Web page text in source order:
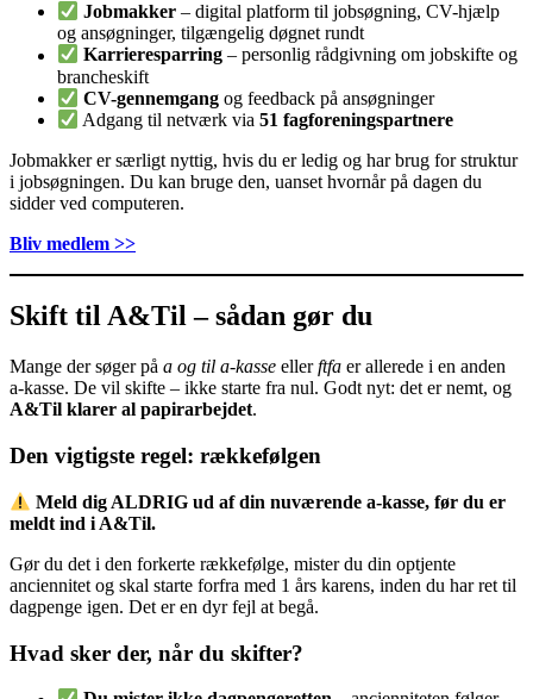
Jobmakker – digital platform til jobsøgning, CV-hjælp
og ansøgninger, tilgængelig døgnet rundt
Karrieresparring – personlig rådgivning om jobskifte og
brancheskift
CV-gennemgang og feedback på ansøgninger
Adgang til netværk via51 fagforeningspartnere
Jobmakker er særligt nyttig, hvis du er ledig og har brug for struktur
i jobsøgningen. Du kan bruge den, uanset hvornår på dagen du
sidder ved computeren.
Bliv medlem >>
Skift til A&Til – sådan gør du
Mange der søger på a og til a-kasse ellerftfa er allerede i en anden
a-kasse. De vil skifte – ikke starte fra nul. Godt nyt: det er nemt, og
A&Til klarer al papirarbejdet.
Den vigtigste regel: rækkefølgen
Meld dig ALDRIG ud af din nuværende a-kasse, før du er
meldt ind i A&Til.
Gør du det i den forkerte rækkefølge, mister du din optjente
anciennitet og skal starte forfra med 1 års karens, inden du har ret til
dagpenge igen. Det er en dyr fejl at begå.
Hvad sker der, når du skifter?